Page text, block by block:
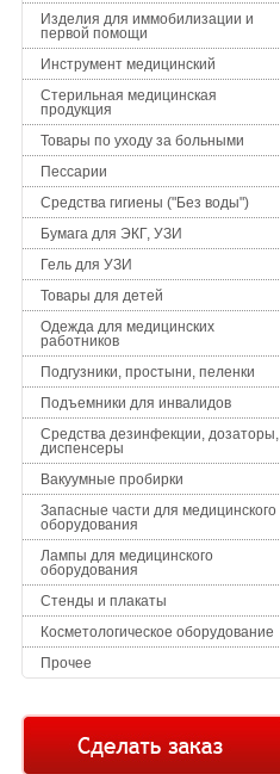
Изделия для иммобилизации и
первой помощи
Инструмент медицинский
Стерильная медицинская
продукция
Товары по уходу за больными
Пессарии
Средства гигиены ("Без воды")
Бумага для ЭКГ, УЗИ
Гель для УЗИ
Товары для детей
Одежда для медицинских
работников
Подгузники, простыни, пеленки
Подъемники для инвалидов
Средства дезинфекции, дозаторы,
диспенсеры
Вакуумные пробирки
Запасные части для медицинского
оборудования
Лампы для медицинского
оборудования
Стенды и плакаты
Косметологическое оборудование
Прочее